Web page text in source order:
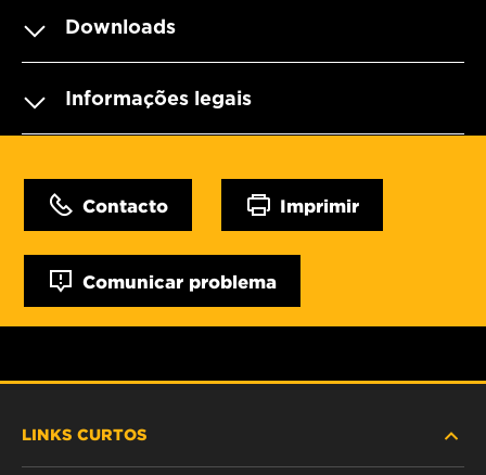
Downloads
Informações legais
Contacto Imprimir
Comunicar problema
LINKS CURTOS